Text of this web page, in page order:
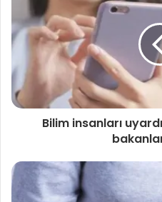
gerekiyorsa da maskesini
açısından bu enfeksiyonların
açısından önemli. Bu çok
dışında sıradan, sağlıklı,
normal yaşamına tümüyle
Umarım tekrar bir sorun
Share
Bilim insanları